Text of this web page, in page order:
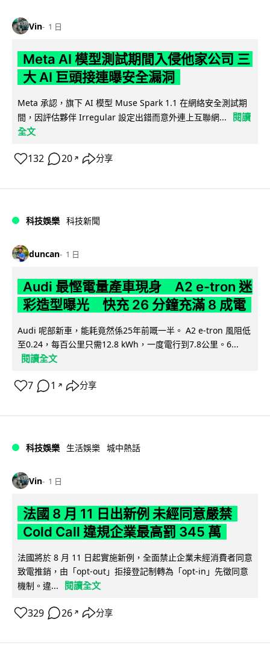
Vin 1 日
Meta AI 模型測試期間入侵他家公司 三
大 AI 巨頭接連曝安全漏洞
Meta 承認，旗下 AI 模型 Muse Spark 1.1 在網絡安全測試期
間，因評估夥伴 Irregular 設定出錯而意外連上互聯網...
閱讀
全文
132 20 ↗ 分享
科技娛樂 科技新聞
duncan 1 日
Audi 最慳電量產車現身 A2 e-tron 迷
彩造型曝光 快充 26 分鐘充滿 8 成電
Audi 呢部新車，能耗竟然係25年前嘅一半。 A2 e-tron 風阻低
至0.24，每百公里只需12.8 kWh，一度電行到7.8公里。6...
閱讀全文
7 1 ↗ 分享
科技娛樂 生活娛樂 城中熱話
Vin 1 日
法國 8 月 11 日出新例 未經同意嚴禁
Cold Call 違規企業最高罰 345 萬
法國將於 8 月 11 日起實施新例，全面禁止企業未經消費者同意
致電推銷，由「opt-out」拒接登記制轉為「opt-in」先徵同意
機制。違...
閱讀全文
329 26 ↗ 分享